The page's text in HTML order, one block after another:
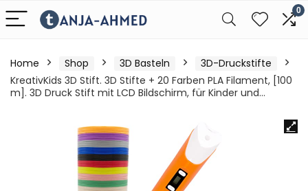
0
Home Shop 3D Basteln
3D-Druckstifte
KreativKids 3D Stift. 3D Stifte + 20 Farben PLA Filament, [100
m]. 3D Druck Stift mit LCD Bildschirm, für Kinder und…